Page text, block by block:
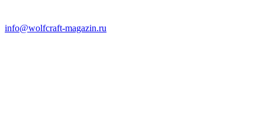
info@wolfcraft-magazin.ru